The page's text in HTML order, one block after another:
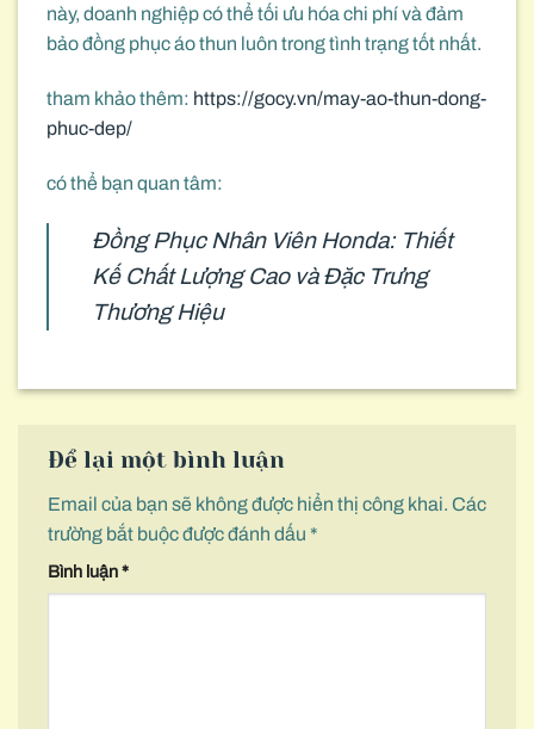
này, doanh nghiệp có thể tối ưu hóa chi phí và đảm
bảo đồng phục áo thun luôn trong tình trạng tốt nhất.
tham khảo thêm: https://gocy.vn/may-ao-thun-dong-
phuc-dep/
có thể bạn quan tâm:
Đồng Phục Nhân Viên Honda: Thiết
Kế Chất Lượng Cao và Đặc Trưng
Thương Hiệu
Để lại một bình luận
Email của bạn sẽ không được hiển thị công khai. Các
trường bắt buộc được đánh dấu *
Bình luận*